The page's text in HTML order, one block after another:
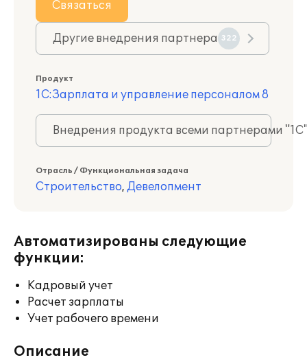
Связаться
Другие внедрения партнера 322
Продукт
1С:Зарплата и управление персоналом 8
Внедрения продукта всеми партнерами
Отрасль / Функциональная задача
Строительство, Девелопмент
Автоматизированы следующие
функции:
Кадровый учет
Расчет зарплаты
Учет рабочего времени
Описание